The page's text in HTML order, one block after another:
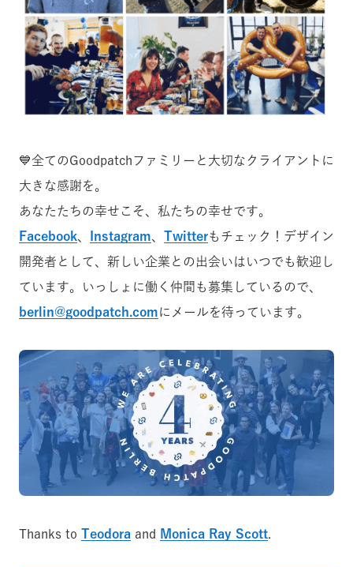
💙全てのGoodpatchファミリーと大切なクライアントに
大きな感謝を。
あなたたちの幸せこそ、私たちの幸せです。
Facebook
Instagram Twitterもチェック！デザイン
開発者として、新しい企業との出会いはいつでも歓迎し
ています。いっしょに働く仲間も募集しているので、
berlin@goodpatch.comにメールを待っています。
Thanks to Teodora and Monica Ray Scott